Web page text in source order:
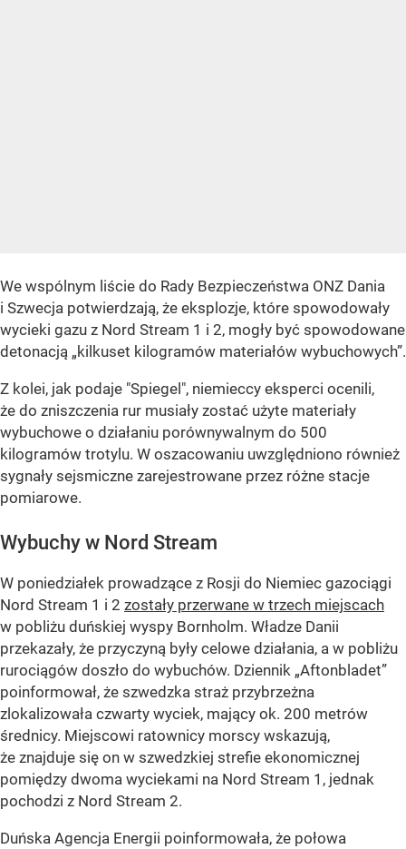
We wspólnym liście do Rady Bezpieczeństwa ONZ Dania
i Szwecja potwierdzają, że eksplozje, które spowodowały
wycieki gazu z Nord Stream 1 i 2, mogły być spowodowane
detonacją „kilkuset kilogramów materiałów wybuchowych”.
Z kolei, jak podaje "Spiegel", niemieccy eksperci ocenili,
że do zniszczenia rur musiały zostać użyte materiały
wybuchowe o działaniu porównywalnym do 500
kilogramów trotylu. W oszacowaniu uwzględniono również
sygnały sejsmiczne zarejestrowane przez różne stacje
pomiarowe.
Wybuchy w Nord Stream
W poniedziałek prowadzące z Rosji do Niemiec gazociągi
Nord Stream 1 i 2 zostały przerwane w trzech miejscach
w pobliżu duńskiej wyspy Bornholm. Władze Danii
przekazały, że przyczyną były celowe działania, a w pobliżu
rurociągów doszło do wybuchów. Dziennik „Aftonbladet”
poinformował, że szwedzka straż przybrzeżna
zlokalizowała czwarty wyciek, mający ok. 200 metrów
średnicy. Miejscowi ratownicy morscy wskazują,
że znajduje się on w szwedzkiej strefie ekonomicznej
pomiędzy dwoma wyciekami na Nord Stream 1, jednak
pochodzi z Nord Stream 2.
Duńska Agencja Energii poinformowała, że połowa